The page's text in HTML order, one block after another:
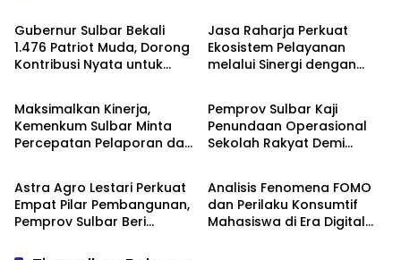
Gubernur Sulbar Bekali
1.476 Patriot Muda, Dorong
Kontribusi Nyata untuk
Jasa Raharja Perkuat
Ekosistem Pelayanan
melalui Sinergi dengan
Uncategorized
Maksimalkan Kinerja,
Kemenkum Sulbar Minta
Percepatan Pelaporan dan
Uncategorized
Pemprov Sulbar Kaji
Penundaan Operasional
Sekolah Rakyat Demi
Uncategorized
Astra Agro Lestari Perkuat
Empat Pilar Pembangunan,
Pemprov Sulbar Beri
Uncategorized
Analisis Fenomena FOMO
dan Perilaku Konsumtif
Mahasiswa di Era Digital